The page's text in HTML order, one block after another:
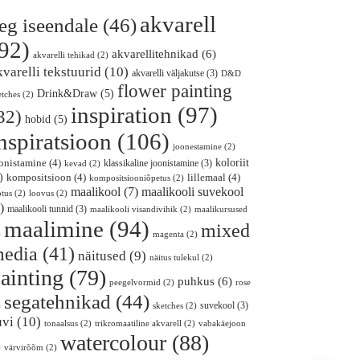
iseendale (46)akvarell
akvarelli tehikad (2) akvarellitehnikad (6)
tekstuurid (10) akvarelli väljakutse (3) D&D
(2) Drink&Draw (5) flower painting
hobid (5) inspiration (97)
(106) joonestamine (2)
(4) kevad (2) klassikaline joonistamine (3) koloriit
kompositsioon (4) kompositsiooniõpetus (2) lillemaal (4)
(2) loovus (2) maalikool (7) maalikooli suvekool
maalikooli tunnid (3) maalikooli visandivihik (2) maalikursused
maalimine (94) magenta (2) mixed
(41) näitused (9) näitus tulekul (2)
(79) peegelvormid (2) puhkus (6) rose
segatehnikad (44) sketches (2) suvekool (3)
(10) tonaalsus (2) trikromaatiline akvarell (2) vabakäejoon
värvirõõm (2) watercolour (88)